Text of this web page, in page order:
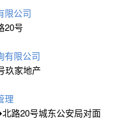
限公司
20号
有限公司
玖家地产
理
路20号城东公安局对面